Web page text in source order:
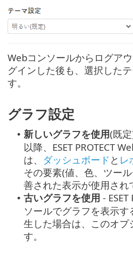
Webコンソールからログア
グインした後も、選択した
す。
グラフ設定
• 新しいグラフを使用(既
以降、ESET PROTECT
は、 ダッシュボード と レ
その要素(値、色、ツー
善された表示が使用され
• 古いグラフを使用 -
ソールでグラフを表示
生した場合は、このオプ
す。